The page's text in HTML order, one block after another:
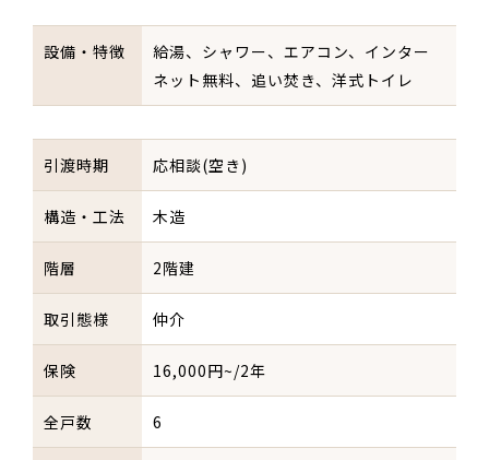
設備・特徴
給湯、シャワー、エアコン、インター
ネット無料、追い焚き、洋式トイレ
引渡時期 応相談(空き)
構造・工法 木造
階層 2階建
取引態様 仲介
保険 16,000円~/2年
全戸数 6